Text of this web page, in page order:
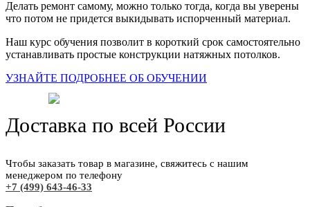
Делать ремонт самому, можно только тогда, когда вы уверены
что потом не придется выкидывать испорченный материал.
Наш курс обучения позволит в короткий срок самостоятельно
устанавливать простые конструкции натяжных потолков.
УЗНАЙТЕ ПОДРОБНЕЕ ОБ ОБУЧЕНИИ
Доставка по всей России
Чтобы заказать товар в магазине, свяжитесь с нашим
менеджером по телефону
+7 (499) 643-46-33